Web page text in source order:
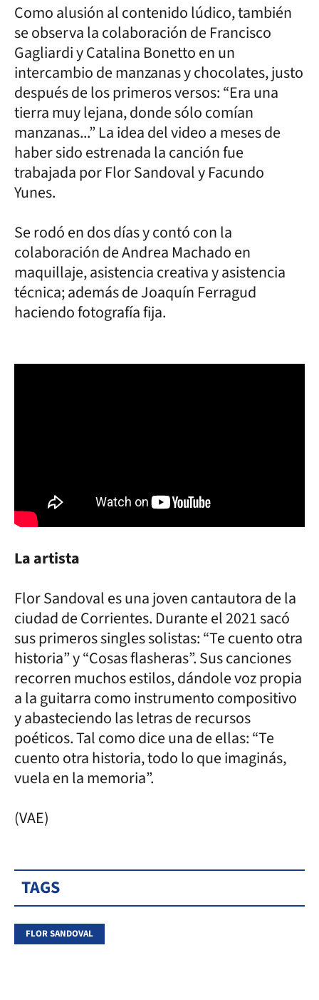
Como alusión al contenido lúdico, también
se observa la colaboración de Francisco
Gagliardi y Catalina Bonetto en un
intercambio de manzanas y chocolates, justo
después de los primeros versos: “Era una
tierra muy lejana, donde sólo comían
manzanas...” La idea del video a meses de
haber sido estrenada la canción fue
trabajada por Flor Sandoval y Facundo
Yunes.
Se rodó en dos días y contó con la
colaboración de Andrea Machado en
maquillaje, asistencia creativa y asistencia
técnica; además de Joaquín Ferragud
haciendo fotografía fija.
La artista
Flor Sandoval es una joven cantautora de la
ciudad de Corrientes. Durante el 2021 sacó
sus primeros singles solistas: “Te cuento otra
historia” y “Cosas flasheras”. Sus canciones
recorren muchos estilos, dándole voz propia
a la guitarra como instrumento compositivo
y abasteciendo las letras de recursos
poéticos. Tal como dice una de ellas: “Te
cuento otra historia, todo lo que imaginás,
vuela en la memoria”.
(VAE)
TAGS
FLOR SANDOVAL